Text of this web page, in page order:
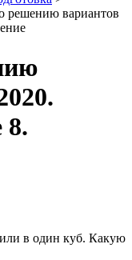
решению вариантов
8.
в один куб. Какую